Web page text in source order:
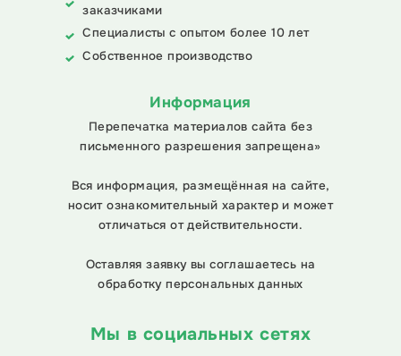
Мы в социальных сетях
заказчиками
Специалисты с опытом более 10 лет
Собственное производство
Информация
Перепечатка материалов сайта без
письменного разрешения запрещена»
Вся информация, размещённая на сайте,
носит ознакомительный характер и может
отличаться от действительности.
Оставляя заявку вы соглашаетесь на
обработку персональных данных